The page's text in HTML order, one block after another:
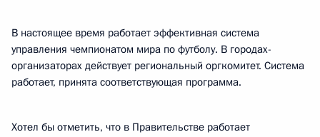
В настоящее время работает эффективная система
управления чемпионатом мира по футболу. В городах-
организаторах действует региональный оргкомитет. Система
работает, принята соответствующая программа.
Хотел бы отметить, что в Правительстве работает